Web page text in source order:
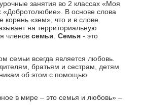
занятия во 2 классах «Моя
«Добротолюбие». В основе слова
корень «зем», что и в слове
на территориальную
членов семьи Семья - это
семьи всегда является любовь.
братьям и сестрам, детям
об этом с помощью
в мире – это семья и любовь» –